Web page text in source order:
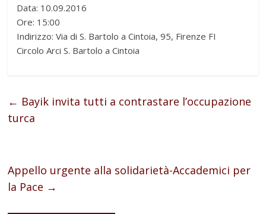
Data: 10.09.2016
Ore: 15:00
Indirizzo: Via di S. Bartolo a Cintoia, 95, Firenze FI
Circolo Arci S. Bartolo a Cintoia
← Bayik invita tutti a contrastare l’occupazione
turca
Appello urgente alla solidarietà-Accademici per
la Pace →